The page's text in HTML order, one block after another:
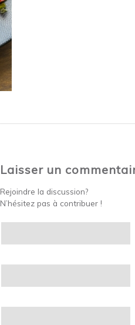
Laisser un
Rejoindre la discussion?
N’hésitez pas à contribuer !